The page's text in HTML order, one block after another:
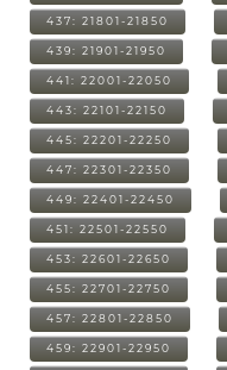
437: 21801-21850
439: 21901-21950
441: 22001-22050
443: 22101-22150
445: 22201-22250
447: 22301-22350
449: 22401-22450
451: 22501-22550
453: 22601-22650
455: 22701-22750
457: 22801-22850
459: 22901-22950